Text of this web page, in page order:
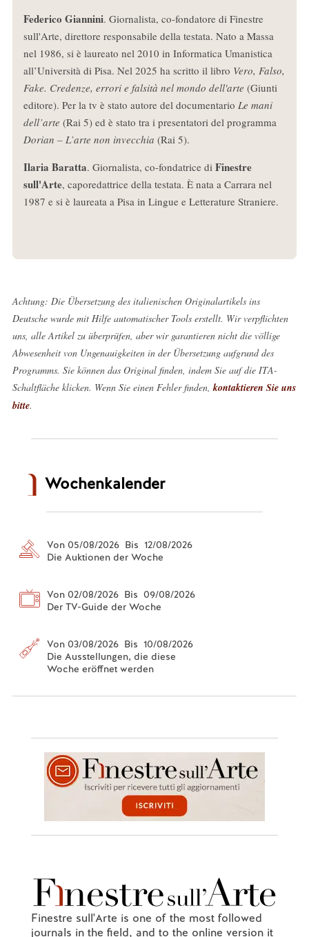
Federico Giannini. Giornalista, co-fondatore di Finestre
sull'Arte, direttore responsabile della testata. Nato a Massa
nel 1986, si è laureato nel 2010 in Informatica Umanistica
all’Università di Pisa. Nel 2025 ha scritto il libro Vero, Falso,
Fake. Credenze, errori e falsità nel mondo dell'arte (Giunti
editore). Per la tv è stato autore del documentario Le mani
dell’arte (Rai 5) ed è stato tra i presentatori del programma
Dorian – L’arte non invecchia (Rai 5).
Ilaria Baratta. Giornalista, co-fondatrice di Finestre
sull'Arte, caporedattrice della testata. È nata a Carrara nel
1987 e si è laureata a Pisa in Lingue e Letterature Straniere.
Achtung: Die Übersetzung des italienischen Originalartikels ins
Deutsche wurde mit Hilfe automatischer Tools erstellt. Wir verpflichten
uns, alle Artikel zu überprüfen, aber wir garantieren nicht die völlige
Abwesenheit von Ungenauigkeiten in der Übersetzung aufgrund des
Programms. Sie können das Original finden, indem Sie auf die ITA-
Schaltfläche klicken. Wenn Sie einen Fehler finden, kontaktieren Sie uns
bitte.
Wochenkalender
Von 05/08/2026 Bis 12/08/2026
Die Auktionen der Woche
Von 02/08/2026 Bis 09/08/2026
Der TV-Guide der Woche
Von 03/08/2026 Bis 10/08/2026
Die Ausstellungen, die diese
Woche eröffnet werden
Finestre sull'Arte is one of the most followed
journals in the field, and to the online version it